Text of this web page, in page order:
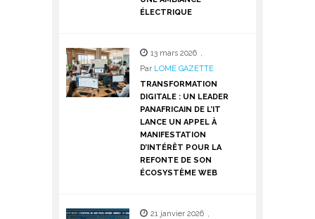
ÉLECTRIQUE
13 mars 2026 ,
Par LOME GAZETTE
TRANSFORMATION
DIGITALE : UN LEADER
PANAFRICAIN DE L’IT
LANCE UN APPEL À
MANIFESTATION
D’INTÉRÊT POUR LA
REFONTE DE SON
ÉCOSYSTÈME WEB
21 janvier 2026 ,